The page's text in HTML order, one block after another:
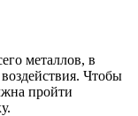
металлов, в
Чтобы
пройти